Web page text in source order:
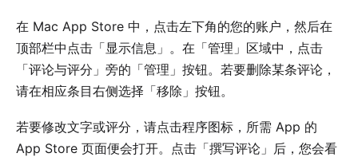
在 Mac App Store 中，点击左下角的您的账户，然后在
顶部栏中点击「显示信息」。在「管理」区域中，点击
「评论与评分」旁的「管理」按钮。若要删除某条评论，
请在相应条目右侧选择「移除」按钮。
若要修改文字或评分，请点击程序图标，所需 App 的
App Store 页面便会打开。点击「撰写评论」后，您会看